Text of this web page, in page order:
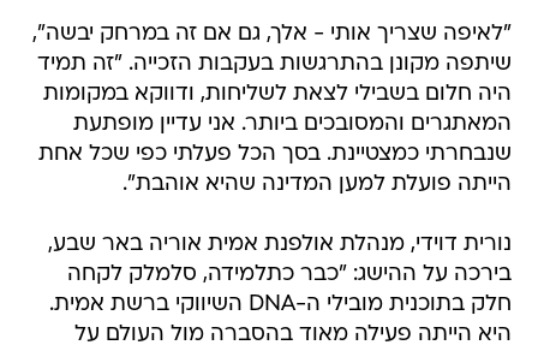
"לאיפה שצריך אותי - אלך, גם אם זה במרחק יבשה",
שיתפה מקונן בהתרגשות בעקבות הזכייה. "זה תמיד
היה חלום בשבילי לצאת לשליחות, ודווקא במקומות
המאתגרים והמסובכים ביותר. אני עדיין מופתעת
שנבחרתי כמצטיינת. בסך הכל פעלתי כפי שכל אחת
הייתה פועלת למען המדינה שהיא אוהבת".
נורית דוידי, מנהלת אולפנת אמית אוריה באר שבע,
בירכה על ההישג: "כבר כתלמידה, סלמלק לקחה
חלק בתוכנית מובילי ה-DNA השיווקי ברשת אמית.
היא הייתה פעילה מאוד בהסברה מול העולם על